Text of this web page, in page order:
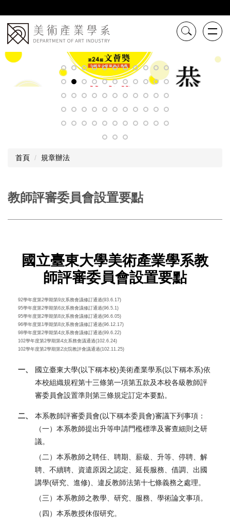
到
主
要
內
容
首頁 規章辦法
教師評審委員會設置要點
國立臺東大學美術產業學系教
師評審委員會設置要點
92學年度第2學期第9次系務會議修訂通過(93.6.17)
95學年度第2學期第6次系務會議修訂通過(96.5.1)
95學年度第2學期第8次系務會議修訂通過(96.6.05)
96學年度第1學期第8次系務會議修訂通過(96.12.17)
98學年度第2學期第4次系務會議修訂通過(99.6.22)
102學年度第2學期第4次系務會議通過(102.6.24)
102學年度第2學期第2次院教評會議通過(102.11.25)
一、
國立臺東大學(以下稱本校)美術產業學系(以下稱本系)依
本校組織規程第十三條第一項第五款及本校各級教師評
審委員會設置準則第三條規定訂定本要點。
二、
本系教師評審委員會(以下稱本委員會)審議下列事項：
（一）本系教師提出升等申請門檻標準及審查細則之研
議。
（二）本系教師之聘任、聘期、薪級、升等、停聘、解
聘、不續聘、資遣原因之認定、延長服務、借調、出國
講學(研究、進修)、違反教師法第十七條義務之處理。
（三）本系教師之教學、研究、服務、學術論文事項。
（四）本系教授休假研究。